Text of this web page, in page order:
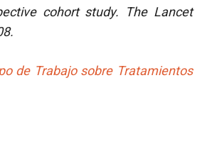
cohort study.
The Lancet
de Trabajo sobre Tratamientos